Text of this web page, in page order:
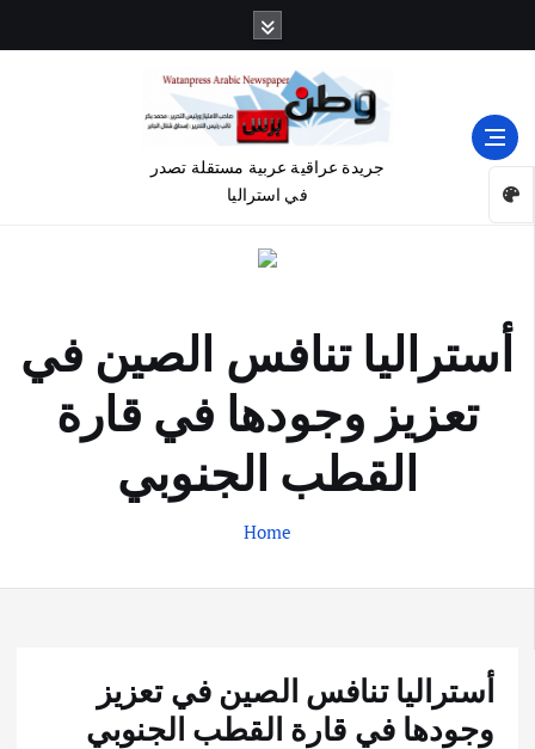
جريدة عراقية عربية مستقلة تصدر
في استراليا
أستراليا تنافس الصين في
تعزيز وجودها في قارة
القطب الجنوبي
Home
أستراليا تنافس الصين في تعزيز
وجودها في قارة القطب الجنوبي